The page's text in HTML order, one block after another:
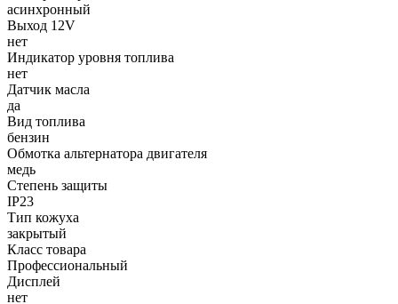
асинхронный
Выход 12V
нет
Индикатор уровня топлива
нет
Датчик масла
да
Вид топлива
бензин
Обмотка альтернатора двигателя
медь
Степень защиты
IP23
Тип кожуха
закрытый
Класс товара
Профессиональный
Дисплей
нет